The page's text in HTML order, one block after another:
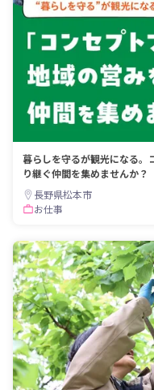
暮らしを守るが観光になる。
り継ぐ仲間を集めませんか？
長野県松本市
お仕事